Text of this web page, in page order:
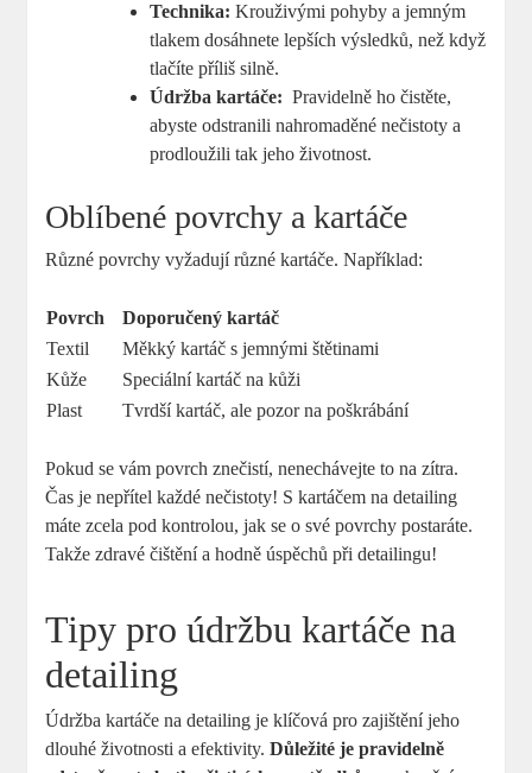
Technika: Krouživými pohyby ‍a ‌jemným
tlakem dosáhnete lepších výsledků,‌ než⁤ když
tlačíte příliš silně.
Údržba kartáče: ⁤ Pravidelně ho⁢ čistěte,
abyste odstranili ⁤nahromaděné nečistoty ​a
prodloužili ‍tak⁢ jeho životnost.
Oblíbené povrchy a kartáče
Různé povrchy‍ vyžadují⁣ různé kartáče. Například:
Povrch
Doporučený kartáč
Textil
Měkký kartáč s jemnými štětinami
Kůže
Speciální ⁤kartáč ‍na kůži
Plast
Tvrdší kartáč, ale ‌pozor na poškrábání
Pokud se ​vám povrch​ znečistí, nenechávejte to na ‍zítra.
Čas‌ je⁤ nepřítel každé‍ nečistoty! S kartáčem ⁣na‍ detailing
máte‍ zcela pod kontrolou, jak se o‌ své povrchy ​postaráte.
Takže zdravé čištění a hodně ⁤úspěchů při detailingu!
Tipy pro údržbu kartáče na​
detailing
Údržba kartáče na detailing je⁣ klíčová pro zajištění⁢ jeho
dlouhé životnosti a efektivity.Důležité​ je pravidelně